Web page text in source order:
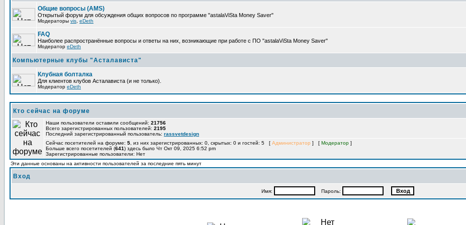
Общие вопросы (AMS)
Открытый форум для обсуждения общих вопросов по программе "astalaViSta Money Saver"
Модераторы vis eDeth
FAQ
Наиболее распространённые вопросы и ответы на них, возникающие при работе с ПО "astalaViSta Money Saver"
Модератор eDeth
Компьютерные клубы "Асталависта"
Клубная болталка
Для клиентов клубов Асталависта (и не только).
Модератор eDeth
Кто сейчас на форуме
Наши пользователи оставили сообщений: 21756
Всего зарегистрированных пользователей: 2195
Последний зарегистрированный пользователь: rassvetdesign
Сейчас посетителей на форуме: 5 , из них зарегистрированных: 0, скрытых: 0 и гостей: 5 [ Администратор ] [ Модератор ]
Больше всего посетителей (641) здесь было Чт Окт 09, 2025 6:52 pm
Зарегистрированные пользователи: Нет
Эти данные основаны на активности пользователей за последние пять минут
Вход
Имя: Пароль: